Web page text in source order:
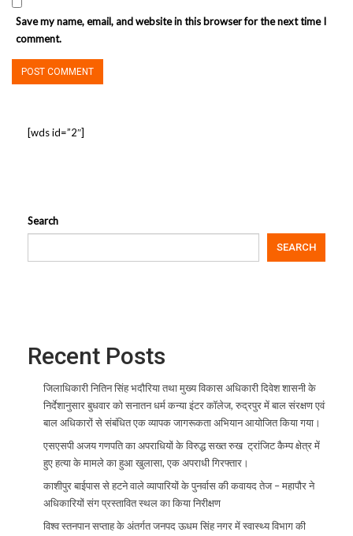
Save my name, email, and website in this browser for the next time I
comment.
[wds id=”2″]
Search
SEARCH
Recent Posts
जिलाधिकारी नितिन सिंह भदौरिया तथा मुख्य विकास अधिकारी दिवेश शासनी के
निर्देशानुसार बुधवार को सनातन धर्म कन्या इंटर कॉलेज, रुद्रपुर में बाल संरक्षण एवं
बाल अधिकारों से संबंधित एक व्यापक जागरूकता अभियान आयोजित किया गया।
एसएसपी अजय गणपति का अपराधियों के विरुद्ध सख्त रुख ट्रांजिट कैम्प क्षेत्र में
हुए हत्या के मामले का हुआ खुलासा, एक अपराधी गिरफ्तार।
काशीपुर बाईपास से हटने वाले व्यापारियों के पुनर्वास की कवायद तेज – महापौर ने
अधिकारियों संग प्रस्तावित स्थल का किया निरीक्षण
विश्व स्तनपान सप्ताह के अंतर्गत जनपद ऊधम सिंह नगर में स्वास्थ्य विभाग की